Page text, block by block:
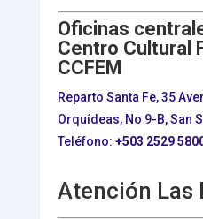
Oficinas
Centro Cultural
CCFEM
Reparto Santa Fe, 35
Orquídeas, No 9-B, San
Teléfono: +503 2529
Atención Las